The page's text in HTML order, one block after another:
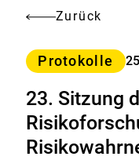
Zurück
Kategorie
Protokolle
23. Sitzung